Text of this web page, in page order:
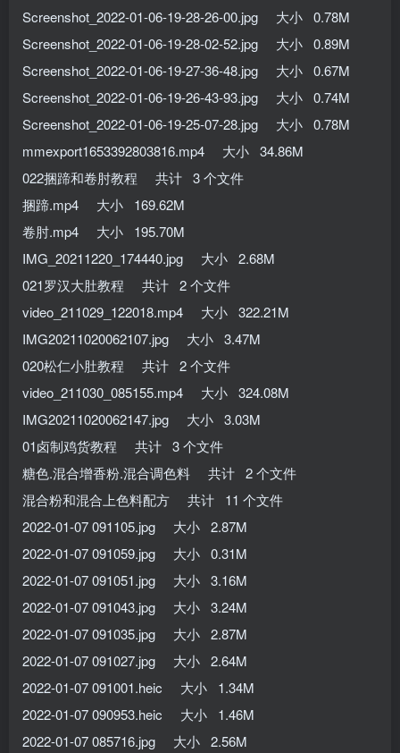
Screenshot_2022-01-06-19-28-26-00.jpg 大小 0.78M
Screenshot_2022-01-06-19-28-02-52.jpg 大小 0.89M
Screenshot_2022-01-06-19-27-36-48.jpg 大小 0.67M
Screenshot_2022-01-06-19-26-43-93.jpg 大小 0.74M
Screenshot_2022-01-06-19-25-07-28.jpg 大小 0.78M
mmexport1653392803816.mp4 大小 34.86M
022捆蹄和卷肘教程 共计 3 个文件
捆蹄.mp4 大小 169.62M
卷肘.mp4 大小 195.70M
IMG_20211220_174440.jpg 大小 2.68M
021罗汉大肚教程 共计 2 个文件
video_211029_122018.mp4 大小 322.21M
IMG20211020062107.jpg 大小 3.47M
020松仁小肚教程 共计 2 个文件
video_211030_085155.mp4 大小 324.08M
IMG20211020062147.jpg 大小 3.03M
01卤制鸡货教程 共计 3 个文件
糖色.混合增香粉.混合调色料 共计 2 个文件
混合粉和混合上色料配方 共计 11 个文件
2022-01-07 091105.jpg 大小 2.87M
2022-01-07 091059.jpg 大小 0.31M
2022-01-07 091051.jpg 大小 3.16M
2022-01-07 091043.jpg 大小 3.24M
2022-01-07 091035.jpg 大小 2.87M
2022-01-07 091027.jpg 大小 2.64M
2022-01-07 091001.heic 大小 1.34M
2022-01-07 090953.heic 大小 1.46M
2022-01-07 085716.jpg 大小 2.56M